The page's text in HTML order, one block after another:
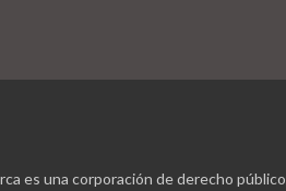
es una corporación de derecho